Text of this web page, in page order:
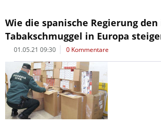
Wie die spanische Regierung
Tabakschmuggel in Europa
01.05.21 09:30 0 Kommentare